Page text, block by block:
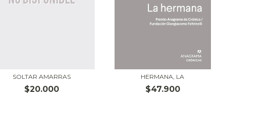
SOLTAR AMARRAS
$20.000
HERMANA, LA
$47.900